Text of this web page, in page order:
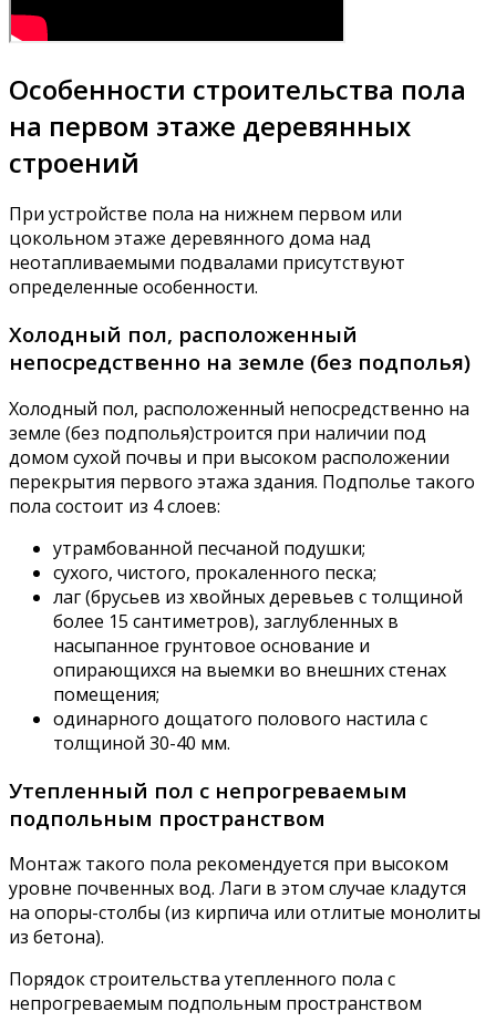
Особенности строительства пола
на первом этаже деревянных
строений
При устройстве пола на нижнем первом или
цокольном этаже деревянного дома над
неотапливаемыми подвалами присутствуют
определенные особенности.
Холодный пол, расположенный
непосредственно на земле (без подполья)
Холодный пол, расположенный непосредственно на
земле (без подполья)строится при наличии под
домом сухой почвы и при высоком расположении
перекрытия первого этажа здания. Подполье такого
пола состоит из 4 слоев:
утрамбованной песчаной подушки;
сухого, чистого, прокаленного песка;
лаг (брусьев из хвойных деревьев с толщиной
более 15 сантиметров), заглубленных в
насыпанное грунтовое основание и
опирающихся на выемки во внешних стенах
помещения;
одинарного дощатого полового настила с
толщиной 30-40 мм.
Утепленный пол с непрогреваемым
подпольным пространством
Монтаж такого пола рекомендуется при высоком
уровне почвенных вод. Лаги в этом случае кладутся
на опоры-столбы (из кирпича или отлитые монолиты
из бетона).
Порядок строительства утепленного пола с
непрогреваемым подпольным пространством